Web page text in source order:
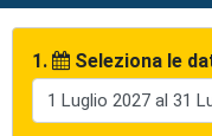
1. Seleziona le